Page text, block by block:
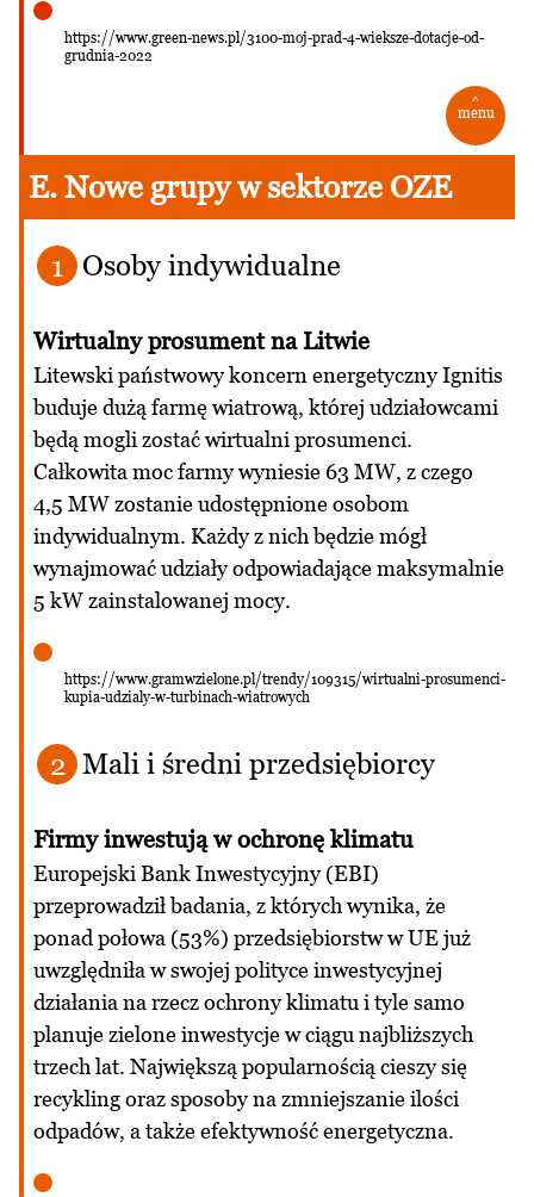
https://www.green-news.pl/3100-moj-prad-4-wieksze-dotacje-od-
grudnia-2022
^
menu
E. Nowe grupy w sektorze OZE
1 Osoby indywidualne
Wirtualny prosument na Litwie
Litewski państwowy koncern energetyczny Ignitis
buduje dużą farmę wiatrową, której udziałowcami
będą mogli zostać wirtualni prosumenci.
Całkowita moc farmy wyniesie 63 MW, z czego
4,5 MW zostanie udostępnione osobom
indywidualnym. Każdy z nich będzie mógł
wynajmować udziały odpowiadające maksymalnie
5 kW zainstalowanej mocy.
https://www.gramwzielone.pl/trendy/109315/wirtualni-prosumenci-
kupia-udzialy-w-turbinach-wiatrowych
2 Mali i średni przedsiębiorcy
Firmy inwestują w ochronę klimatu
Europejski Bank Inwestycyjny (EBI)
przeprowadził badania, z których wynika, że
ponad połowa (53%) przedsiębiorstw w UE już
uwzględniła w swojej polityce inwestycyjnej
działania na rzecz ochrony klimatu i tyle samo
planuje zielone inwestycje w ciągu najbliższych
trzech lat. Największą popularnością cieszy się
recykling oraz sposoby na zmniejszanie ilości
odpadów, a także efektywność energetyczna.